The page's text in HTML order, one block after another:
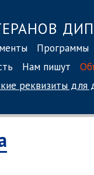
Программы
Нам пишут
реквизиты для